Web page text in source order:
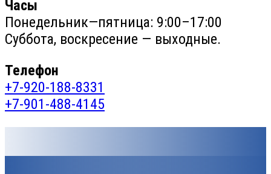
Часы
Понедельник—пятница: 9:00–17:00
Суббота, воскресение — выходные.
Телефон
+7-920-188-8331
+7-901-488-4145